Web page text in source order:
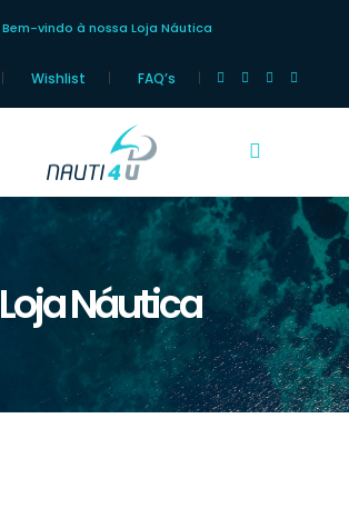
Bem-vindo à nossa Loja Náutica
Wishlist FAQ’s
Loja Náutica